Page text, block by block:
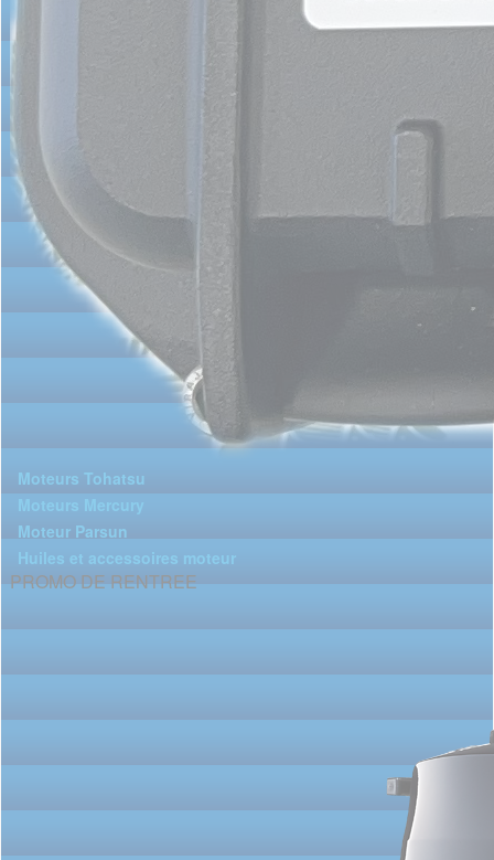
Moteurs Tohatsu
Moteurs Mercury
Moteur Parsun
Huiles et accessoires moteur
PROMO DE RENTREE